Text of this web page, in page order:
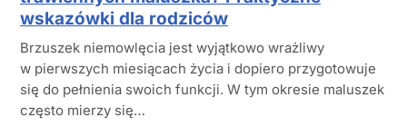
wskazówki dla rodziców
Brzuszek niemowlęcia jest wyjątkowo wrażliwy
w pierwszych miesiącach życia i dopiero przygotowuje
się do pełnienia swoich funkcji. W tym okresie maluszek
często mierzy się…